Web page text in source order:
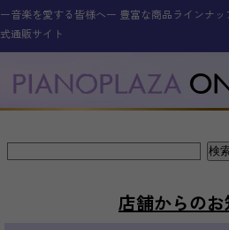
ー音楽を愛する皆様へー 豊富な商品ラインナ
式通販サイト
Roland
新品アップ
ギター
金
電
スタ
ピ
店舗からの